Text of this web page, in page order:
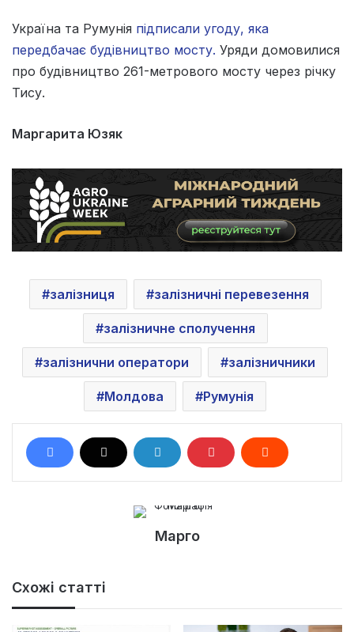
Україна та Румунія підписали угоду, яка
передбачає будівництво мосту. Уряди домовилися
про будівництво 261-метрового мосту через річку
Тису.
Маргарита Юзяк
залізниця залізничні перевезення
залізничне сполучення
залізнични оператори залізничники
Молдова Румунія
Марго
Схожі статті